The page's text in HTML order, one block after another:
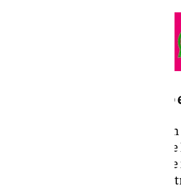
La Pasarela de la Feria
El núcleo del recinto es una
la Feria, situada en el entorno
portada de la Feria de Abril
elemento actúa como pieza